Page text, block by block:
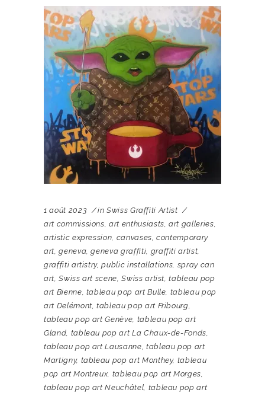
1 août 2023 in Swiss Graffiti Artist
art commissions,art enthusiasts,art galleries,
artistic expression, canvases,contemporary
art,geneva,geneva graffiti, graffiti artist,
graffiti artistry,public installations, spray can
art,Swiss art scene,Swiss artist,tableau pop
art Bienne, tableau pop art Bulle, tableau pop
art Delémont,tableau pop art Fribourg,
tableau pop art Genève, tableau pop art
Gland, tableau pop art La Chaux-de-Fonds,
tableau pop art Lausanne, tableau pop art
Martigny, tableau pop art Monthey, tableau
pop art Montreux, tableau pop art Morges,
tableau pop art Neuchâtel, tableau pop art